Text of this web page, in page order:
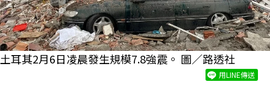
土耳其2月6日凌晨發生規模7.8強震。 圖／路透社
用LINE傳送